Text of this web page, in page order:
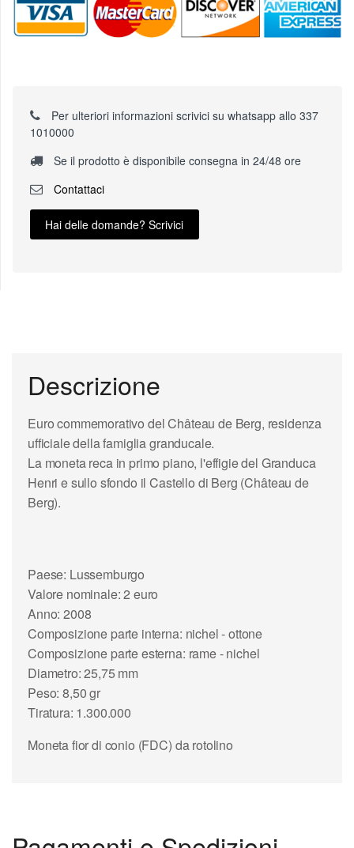
Per ulteriori informazioni scrivici su whatsapp allo 337
1010000
Se il prodotto è disponibile consegna in 24/48 ore
Contattaci
Hai delle domande? Scrivici
Descrizione
Euro commemorativo del Château de Berg, residenza
ufficiale della famiglia granducale.
La moneta reca in primo piano, l'effigie del Granduca
Henri e sullo sfondo ilCastello di Berg (Château de
Berg).
Paese: Lussemburgo
Valore nominale: 2 euro
Anno: 2008
Composizione parte interna: nichel - ottone
Composizione parte esterna: rame - nichel
Diametro: 25,75 mm
Peso: 8,50 gr
Tiratura: 1.300.000
Moneta fior di conio (FDC) da rotolino